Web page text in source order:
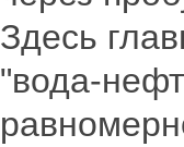
Здесь
"вода-